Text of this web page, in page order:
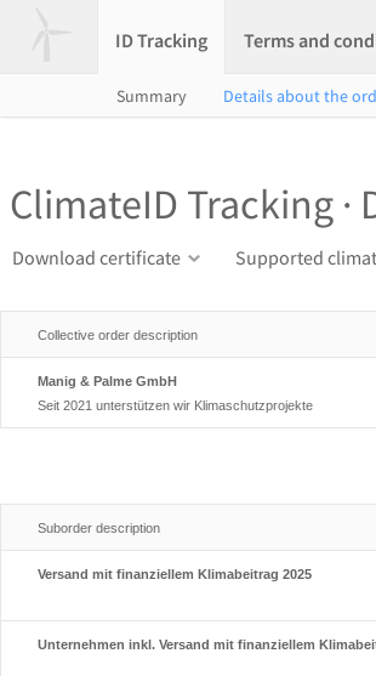
ID Tracking Terms and
Summary Details about the
ClimateID Tracking ·
Download certificate Supported
Collective order description
Manig & Palme GmbH
Seit 2021 unterstützen wir Klimaschutzprojekte
Suborder description
Versand mit finanziellem Klimabeitrag 2025
Unternehmen inkl. Versand mit finanziellem